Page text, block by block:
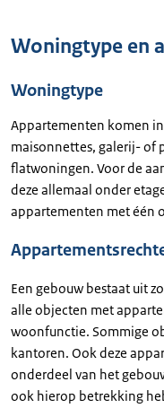
Woningtype en
Woningtype
Appartementen komen
maisonnettes, galerij- of
flatwoningen. Voor de
deze allemaal onder
appartementen met één
Een gebouw bestaat uit
alle objecten met
woonfunctie. Sommige
kantoren. Ook deze
onderdeel van het
ook hierop betrekking